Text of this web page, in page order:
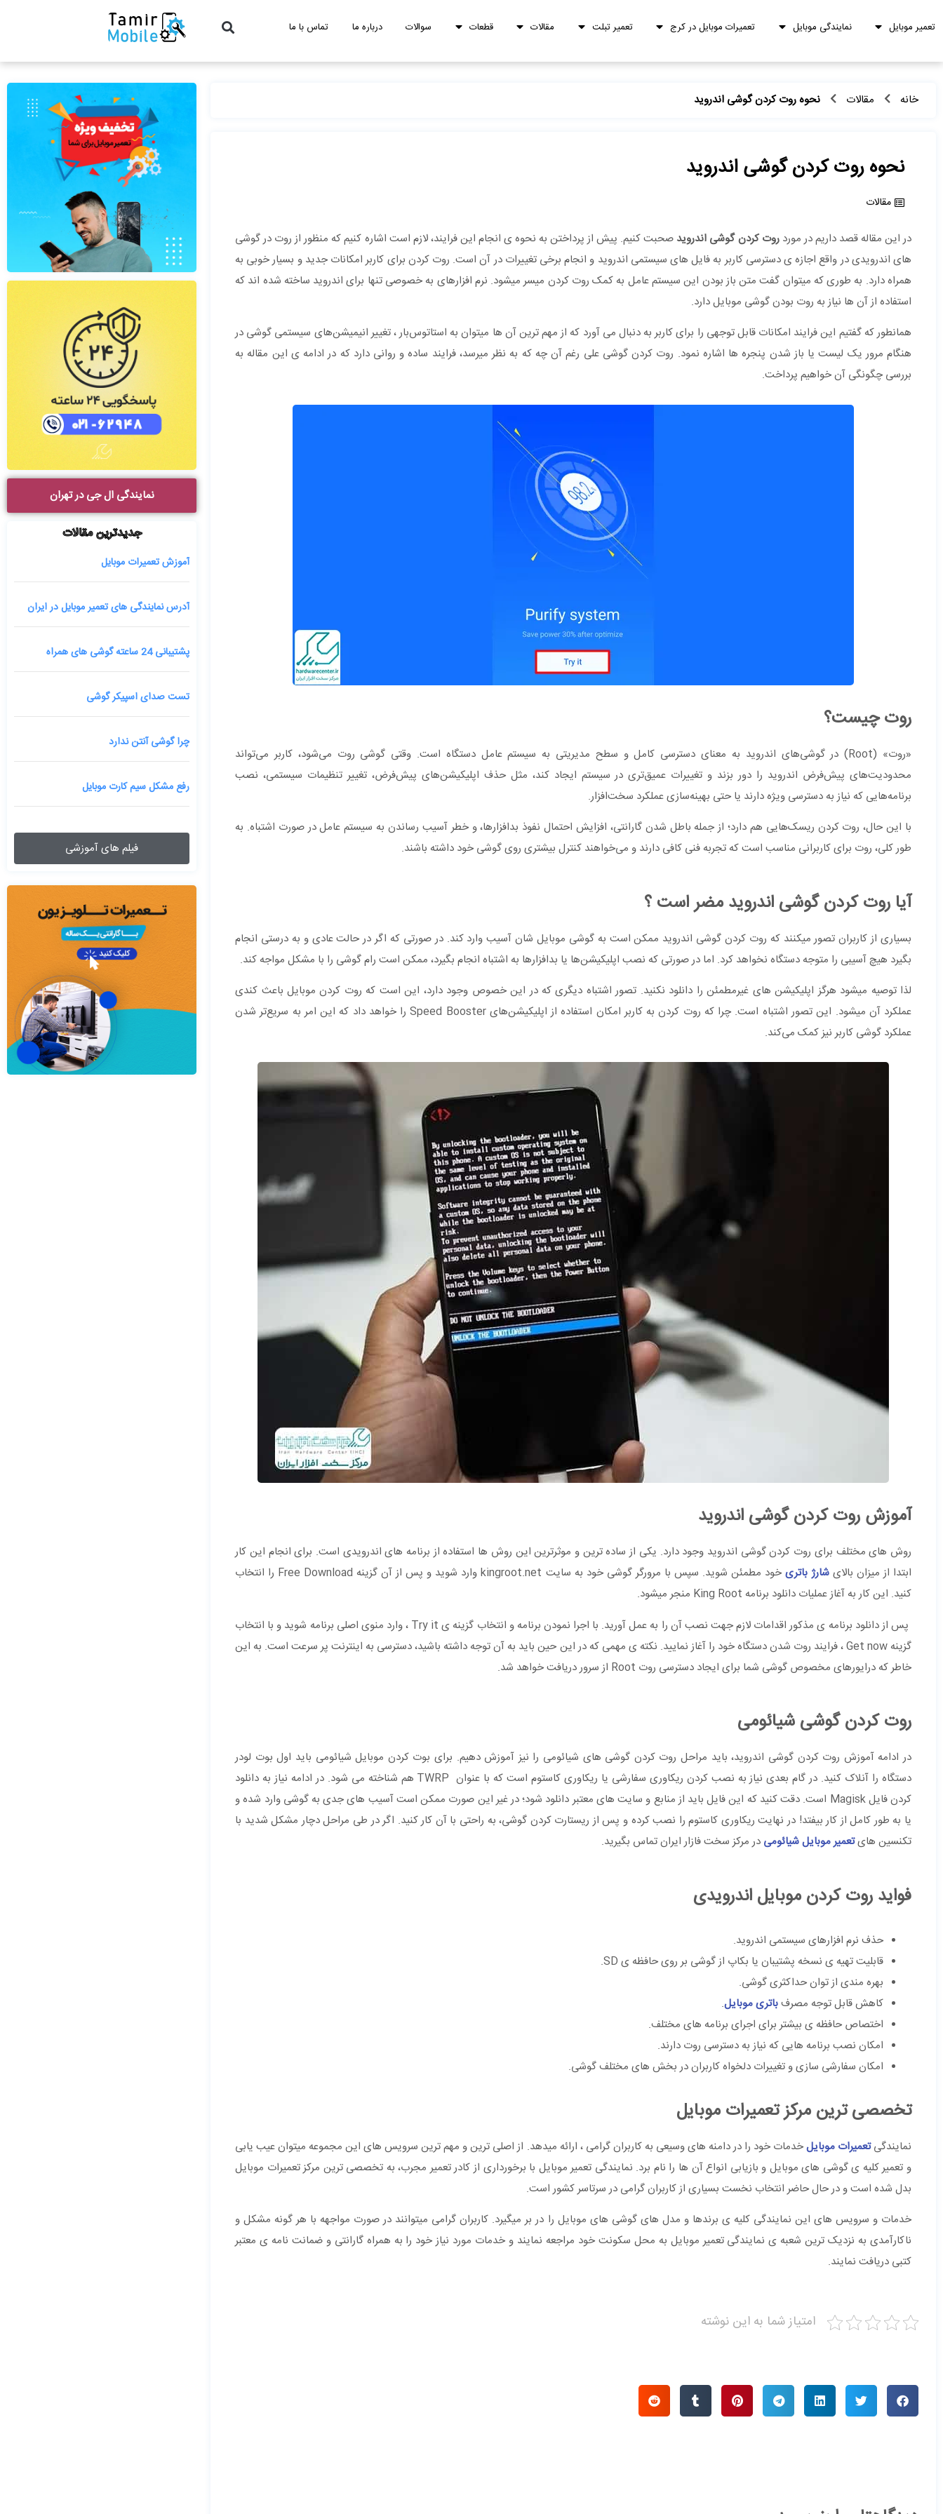
تعمیر موبایل نمایندگی موبایل تعمیرات موبایل در کرج تعمیر تبلت مقالات قطعات سوالات درباره ما تماس با ما
خانه مقالات نحوه روت کردن گوشی اندروید
نحوه روت کردن گوشی اندروید
مقالات
در این مقاله قصد داریم در موردروت کردن گوشی اندروید صحبت کنیم. پیش از پرداختن به نحوه ی انجام این فرایند، لازم است اشاره کنیم که منظور از روت در گوشی
های اندرویدی در واقع اجازه ی دسترسی کاربر به فایل های سیستمی اندروید و انجام برخی تغییرات در آن است. روت کردن برای کاربر امکانات جدید و بسیار خوبی به
همراه دارد. به طوری که میتوان گفت متن باز بودن این سیستم عامل به کمک روت کردن میسر میشود. نرم افزارهای به خصوصی تنها برای اندروید ساخته شده اند که
استفاده از آن ها نیاز به روت بودن گوشی موبایل دارد.
همانطور که گفتیم این فرایند امکانات قابل توجهی را برای کاربر به دنبال می آورد که از مهم ترین آن ها میتوان به استاتوس‌بار ، تغییر انیمیشن‌های سیستمی گوشی در
هنگام مرور یک لیست یا باز شدن پنجره ها اشاره نمود. روت کردن گوشی علی رغم آن چه که به نظر میرسد، فرایند ساده و روانی دارد که در ادامه ی این مقاله به
بررسی چگونگی آن خواهیم پرداخت.
روت چیست؟
«روت» (Root) در گوشی‌های اندروید به معنای دسترسی کامل و سطح مدیریتی به سیستم عامل دستگاه است. وقتی گوشی روت می‌شود، کاربر می‌تواند
محدودیت‌های پیش‌فرض اندروید را دور بزند و تغییرات عمیق‌تری در سیستم ایجاد کند، مثل حذف اپلیکیشن‌های پیش‌فرض، تغییر تنظیمات سیستمی، نصب
برنامه‌هایی که نیاز به دسترسی ویژه دارند یا حتی بهینه‌سازی عملکرد سخت‌افزار.
با این حال، روت کردن ریسک‌هایی هم دارد؛ از جمله باطل شدن گارانتی، افزایش احتمال نفوذ بدافزارها، و خطر آسیب رساندن به سیستم عامل در صورت اشتباه. به
طور کلی، روت برای کاربرانی مناسب است که تجربه فنی کافی دارند و می‌خواهند کنترل بیشتری روی گوشی خود داشته باشند.
آیا روت کردن گوشی اندروید مضر است ؟
بسیاری از کاربران تصور میکنند که روت کردن گوشی اندروید ممکن است به گوشی موبایل شان آسیب وارد کند. در صورتی که اگر در حالت عادی و به درستی انجام
بگیرد هیچ آسیبی را متوجه دستگاه نخواهد کرد. اما در صورتی که نصب اپلیکیشن‌ها یا بدافزارها به اشتباه انجام بگیرد، ممکن است رام گوشی را با مشکل مواجه کند.
لذا توصیه میشود هرگز اپلیکیشن های غیرمطمئن را دانلود نکنید. تصور اشتباه دیگری که در این خصوص وجود دارد، این است که روت کردن موبایل باعث کندی
عملکرد آن میشود. این تصور اشتباه است. چرا که روت کردن به کاربر امکان استفاده از اپلیکیشن‌های Speed Booster را خواهد داد که این امر به سریع‌تر شدن
عملکرد گوشی کاربر نیز کمک می‌کند.
آموزش روت کردن گوشی اندروید
روش های مختلف برای روت کردن گوشی اندروید وجود دارد. یکی از ساده ترین و موثرترین این روش ها استفاده از برنامه های اندرویدی است. برای انجام این کار
ابتدا از میزان بالایشارژ باتری
خود مطمئن شوید. سپس با مرورگر گوشی خود به سایت kingroot.net وارد شوید و پس از آن گزینه Free Download را انتخاب
کنید. این کار به آغاز عملیات دانلود برنامه King Root منجر میشود.
پس از دانلود برنامه ی مذکور اقدامات لازم جهت نصب آن را به عمل آورید. با اجرا نمودن برنامه و انتخاب گزینه ی Try it ، وارد منوی اصلی برنامه شوید و با انتخاب
گزینه Get now ، فرایند روت شدن دستگاه خود را آغاز نمایید. نکته ی مهمی که در این حین باید به آن توجه داشته باشید، دسترسی به اینترنت پر سرعت است. به این
خاطر که درایورهای مخصوص گوشی شما برای ایجاد دسترسی روت Root از سرور دریافت خواهد شد.
روت کردن گوشی شیائومی
در ادامه آموزش روت کردن گوشی اندروید، باید مراحل روت کردن گوشی های شیائومی را نیز آموزش دهیم. برای بوت کردن موبایل شیائومی باید اول بوت لودر
دستگاه را آنلاک کنید. در گام بعدی نیاز به نصب کردن ریکاوری سفارشی یا ریکاوری کاستوم است که با عنوان TWRP هم شناخته می شود. در ادامه نیاز به دانلود
کردن فایل Magisk است. دقت کنید که این فایل باید از منابع و سایت های معتبر دانلود شود؛ در غیر این صورت ممکن است آسیب های جدی به گوشی وارد شده و
یا به طور کامل از کار بیفتد! در نهایت ریکاوری کاستوم را نصب کرده و پس از ریستارت کردن گوشی، به راحتی با آن کار کنید. اگر در طی مراحل دچار مشکل شدید با
تکنسین هایتعمیر موبایل شیائومی در مرکز سخت فازار ایران تماس بگیرید.
فواید روت کردن موبایل اندرویدی
حذف نرم افزارهای سیستمی اندروید.
قابلیت تهیه ی نسخه پشتیبان یا بکاپ از گوشی بر روی حافظه ی SD.
بهره مندی از توان حداکثری گوشی.
کاهش قابل توجه مصرفباتری موبایل.
اختصاص حافظه ی بیشتر برای اجرای برنامه های مختلف.
امکان نصب برنامه هایی که نیاز به دسترسی روت دارند.
امکان سفارشی سازی و تغییرات دلخواه کاربران در بخش های مختلف گوشی.
تخصصی ترین مرکز تعمیرات موبایل
نمایندگیتعمیرات موبایلخدمات خود را در دامنه های وسیعی به کاربران گرامی ، ارائه میدهد. از اصلی ترین و مهم ترین سرویس های این مجموعه میتوان عیب یابی
و تعمیر کلیه ی گوشی های موبایل و بازیابی انواع آن ها را نام برد. نمایندگی تعمیر موبایل با برخورداری از کادر تعمیر مجرب، به تخصصی ترین مرکز تعمیرات موبایل
بدل شده است و در حال حاضر انتخاب نخست بسیاری از کاربران گرامی در سرتاسر کشور است.
خدمات و سرویس های این نمایندگی کلیه ی برندها و مدل های گوشی های موبایل را در بر میگیرد. کاربران گرامی میتوانند در صورت مواجهه با هر گونه مشکل و
ناکارآمدی به نزدیک ترین شعبه ی نمایندگی تعمیر موبایل به محل سکونت خود مراجعه نمایند و خدمات مورد نیاز خود را به همراه گارانتی و ضمانت نامه ی معتبر
کتبی دریافت نمایند.
امتیاز شما به این نوشته
نمایندگی ال جی در تهران
جدیدترین مقالات
آموزش تعمیرات موبایل
آدرس نمایندگی های تعمیر موبایل در ایران
پشتیبانی 24 ساعته گوشی های همراه
تست صدای اسپیکر گوشی
چرا گوشی آنتن ندارد
رفع مشکل سیم کارت موبایل
فیلم های آموزشی